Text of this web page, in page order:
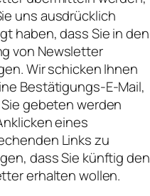
uns ausdrücklich
haben, dass Sie in den
von Newsletter
Wir schicken Ihnen
Bestätigungs-E-Mail,
gebeten werden
eines
Links zu
dass Sie künftig den
erhalten wollen.